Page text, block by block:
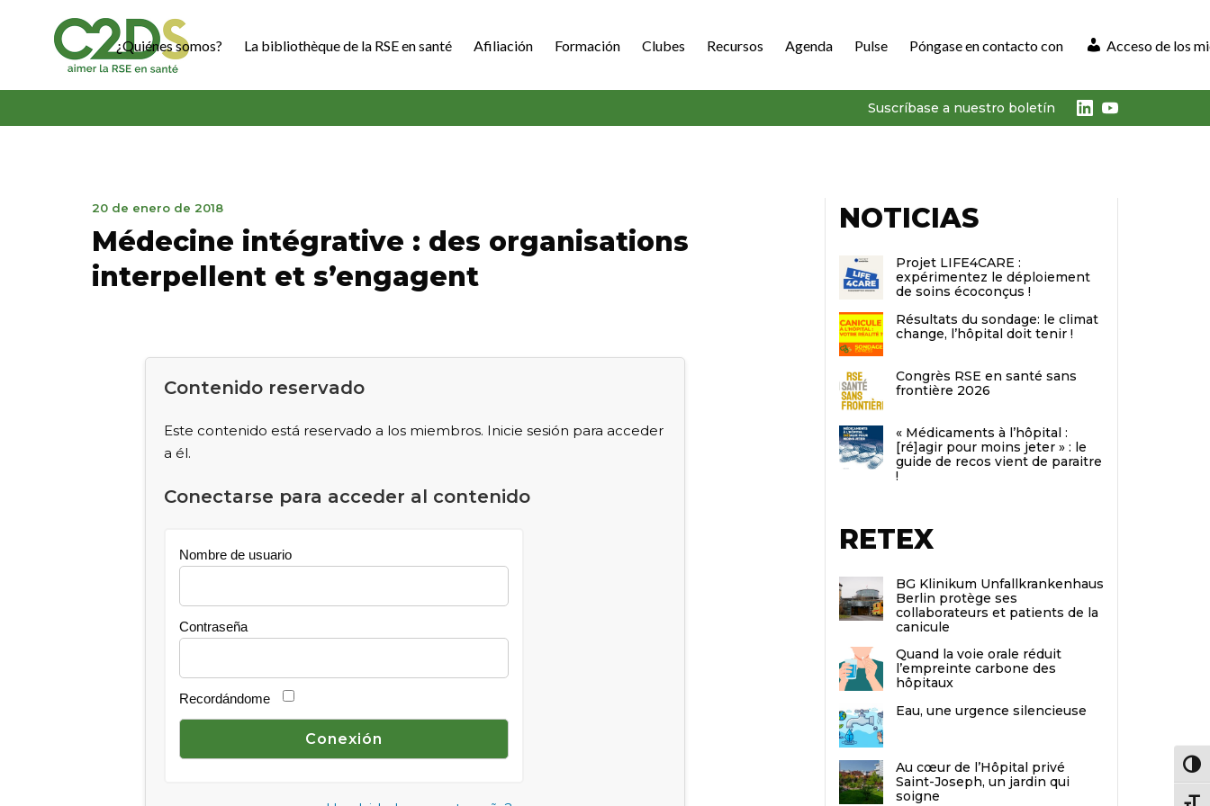
contenido
¿Quiénes somos? La bibliothèque de la RSE en santé Afiliación Formación Clubes Recursos Agenda Pulse Póngase en contacto con Acceso de los
Suscríbase a nuestro boletín LinkedIn
Youtube
20 de enero de 201821
enero
2025
Médecine intégrative : des organisations
interpellent et s’engagent
Contenido reservado
Este contenido está reservado a los miembros. Inicie sesión para acceder
a él.
Conectarse para acceder al contenido
Nombre de usuario
Contraseña
Recordándome
NOTICIAS
Projet LIFE4CARE :
expérimentez le déploiement
de soins écoconçus !
Résultats du sondage: le climat
change, l’hôpital doit tenir !
Congrès RSE en santé sans
frontière 2026
« Médicaments à l’hôpital :
[ré]agir pour moins jeter » : le
guide de recos vient de paraitre
!
RETEX
BG Klinikum Unfallkrankenhaus
Berlin protège ses
collaborateurs et patients de la
canicule
Quand la voie orale réduit
l’empreinte carbone des
hôpitaux
Eau, une urgence silencieuse
Au cœur de l’Hôpital privé
Saint-Joseph, un jardin qui
soigne